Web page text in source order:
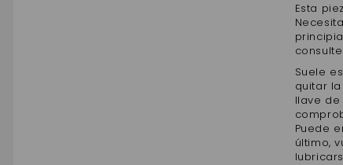
Esta
Suele
quitar
llave
Puede
último,